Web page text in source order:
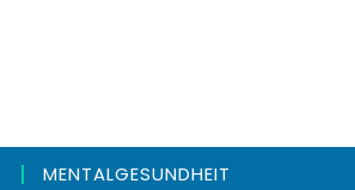
MENTALGESUNDHEIT